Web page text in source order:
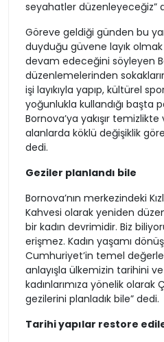
seyahatler düzenleyeceğiz”
Göreve geldiği günden bu
duyduğu güvene layık
devam edeceğini söyleyen
düzenlemelerinden
işi layıkıyla yapıp, kültürel
yoğunlukla kullandığı başta
Bornova’ya yakışır
alanlarda köklü değişiklik
dedi.
Geziler planlandı bile
Bornova’nın merkezindeki
Kahvesi olarak yeniden
bir kadın devrimidir. Biz
erişmez. Kadın yaşamı
Cumhuriyet’in temel
anlayışla ülkemizin tarihini
kadınlarımıza yönelik olarak
gezilerini planladık bile” dedi.
Tarihi yapılar restore